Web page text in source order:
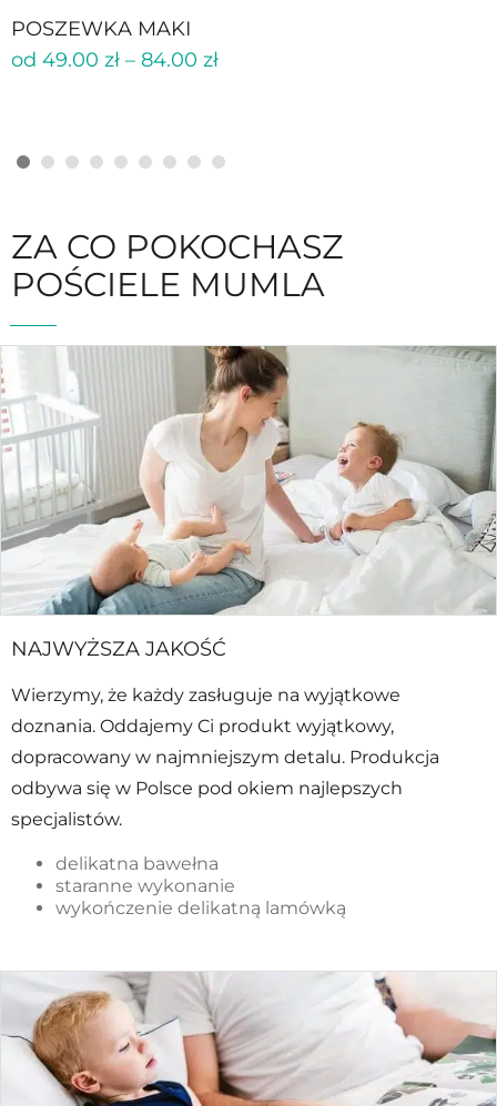
POSZEWKA MAKI
od 49.00 zł – 84.00 zł
ZA CO POKOCHASZ
POŚCIELE MUMLA
NAJWYŻSZA JAKOŚĆ
Wierzymy, że każdy zasługuje na wyjątkowe
doznania. Oddajemy Ci produkt wyjątkowy,
dopracowany w najmniejszym detalu. Produkcja
odbywa się w Polsce pod okiem najlepszych
specjalistów.
delikatna bawełna
staranne wykonanie
wykończenie delikatną lamówką